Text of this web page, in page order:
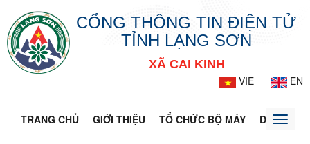
CỔNG THÔNG TIN ĐIỆN TỬ
TỈNH LẠNG SƠN
XÃ CAI KINH
VIE
EN
TRANG CHỦ GIỚI THIỆU TỔ CHỨC BỘ MÁY DOANH
Toggle